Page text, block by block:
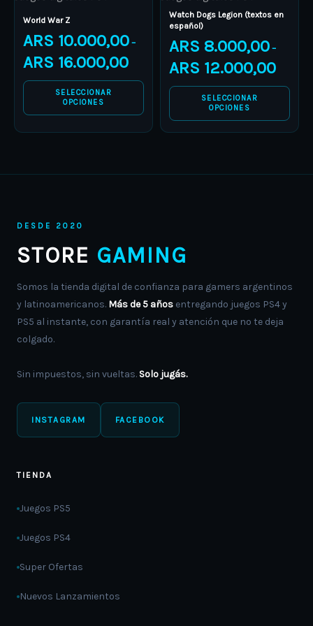
World War Z
ARS 10.000,00 –
ARS 16.000,00
SELECCIONAR
OPCIONES
on
the
product
page
Watch Dogs Legion (textos en
español)
ARS 8.000,00 –
ARS 12.000,00
SELECCIONAR
OPCIONES
on
the
product
DESDE 2020
STORE GAMING
Somos la tienda digital de confianza para gamers argentinos
y latinoamericanos. Más de 5 años entregando juegos PS4 y
PS5 al instante, con garantía real y atención que no te deja
colgado.
Sin impuestos, sin vueltas. Solo jugás.
INSTAGRAM FACEBOOK
TIENDA
Juegos PS5
Juegos PS4
Super Ofertas
Nuevos Lanzamientos